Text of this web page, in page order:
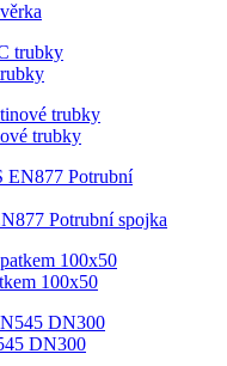
trubky
Potrubní spojka
100x50
DN300